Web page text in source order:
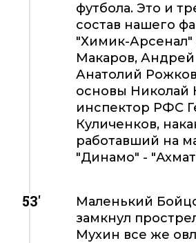
футбола. Это и
состав нашего
"Химик-Арсенал"
Макаров,
Анатолий
основы Николай
инспектор РФС
Куличенков,
работавший на
"Динамо" -
53'
Маленький
замкнул
Мухин все же